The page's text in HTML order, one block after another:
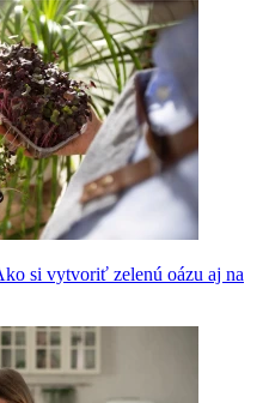
si vytvoriť zelenú oázu aj na